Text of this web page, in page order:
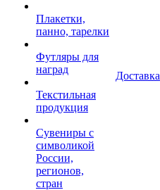
Плакетки,
панно, тарелки
Футляры для
наград
Текстильная
продукция
Сувениры с
символикой
России,
регионов,
стран
Доставка